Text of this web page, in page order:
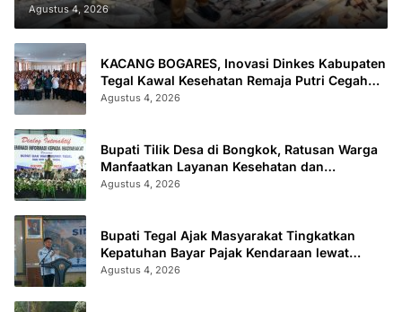
Agustus 4, 2026
KACANG BOGARES, Inovasi Dinkes Kabupaten
Tegal Kawal Kesehatan Remaja Putri Cegah
Stunting
Agustus 4, 2026
Bupati Tilik Desa di Bongkok, Ratusan Warga
Manfaatkan Layanan Kesehatan dan
Administrasi
Agustus 4, 2026
Bupati Tegal Ajak Masyarakat Tingkatkan
Kepatuhan Bayar Pajak Kendaraan lewat
“TULUS NGOPENI”
Agustus 4, 2026